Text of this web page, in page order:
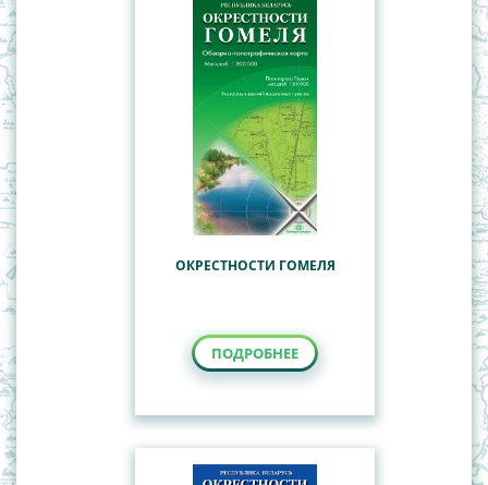
ОКРЕСТНОСТИ ГОМЕЛЯ
ПОДРОБНЕЕ